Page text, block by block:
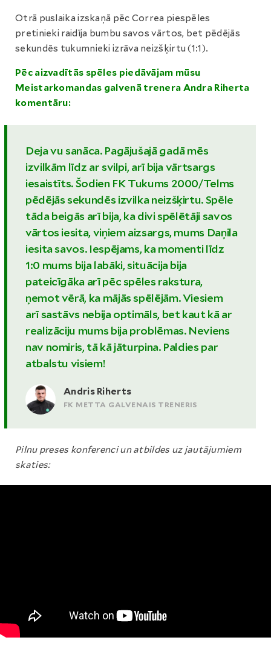
Otrā puslaika izskaņā pēc Correa piespēles
pretinieki raidīja bumbu savos vārtos, bet pēdējās
sekundēs tukumnieki izrāva neizšķirtu (1:1).
Pēc aizvadītās spēles piedāvājam mūsu
Meistarkomandas galvenā trenera Andra Riherta
komentāru:
Deja vu sanāca. Pagājušajā gadā mēs
izvilkām līdz ar svilpi, arī bija vārtsargs
iesaistīts. Šodien FK Tukums 2000/Telms
pēdējās sekundēs izvilka neizšķirtu. Spēle
tāda beigās arī bija, ka divi spēlētāji savos
vārtos iesita, viņiem aizsargs, mums Daņila
iesita savos. Iespējams, ka momenti līdz
1:0 mums bija labāki, situācija bija
pateicīgāka arī pēc spēles rakstura,
ņemot vērā, ka mājās spēlējām. Viesiem
arī sastāvs nebija optimāls, bet kaut kā ar
realizāciju mums bija problēmas. Neviens
nav nomiris, tā kā jāturpina. Paldies par
atbalstu visiem!
Andris Riherts
FK METTA GALVENAIS TRENERIS
Pilnu preses konferenci un atbildes uz jautājumiem
skaties: